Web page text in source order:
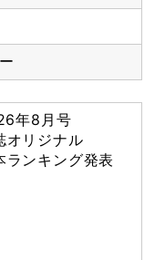
年8月号
オリジナル
ランキング発表